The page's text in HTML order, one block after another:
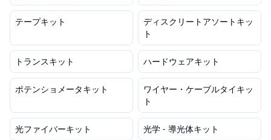
テープキット
ディスクリートアソートキッ
ト
トランスキット ハードウェアキット
ポテンショメータキット
ワイヤー・ケーブルタイキッ
ト
光ファイバーキット 光学 - 導光体キット